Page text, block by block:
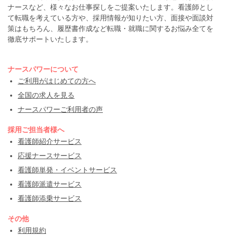
ナースなど、様々なお仕事探しをご提案いたします。看護師とし
て転職を考えている方や、採用情報が知りたい方、面接や面談対
策はもちろん、履歴書作成など転職・就職に関するお悩み全てを
徹底サポートいたします。
ナースパワーについて
ご利用がはじめての方へ
全国の求人を見る
ナースパワーご利用者の声
採用ご担当者様へ
看護師紹介サービス
応援ナースサービス
看護師単発・イベントサービス
看護師派遣サービス
看護師添乗サービス
その他
利用規約